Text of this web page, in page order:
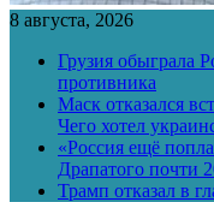
8 августа, 2026
Грузия обыграла
противника
Маск отказался
Чего хотел
«Россия ещё
Драпатого почти
Трамп отказал в